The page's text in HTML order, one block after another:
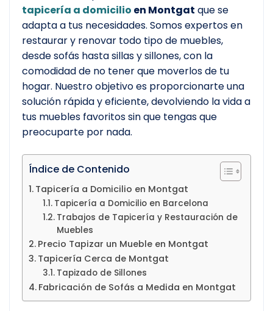
tapicería a domicilio en Montgat que se
adapta a tus necesidades. Somos expertos en
restaurar y renovar todo tipo de muebles,
desde sofás hasta sillas y sillones, con la
comodidad de no tener que moverlos de tu
hogar. Nuestro objetivo es proporcionarte una
solución rápida y eficiente, devolviendo la vida a
tus muebles favoritos sin que tengas que
preocuparte por nada.
Índice de Contenido
Tapicería a Domicilio en Montgat
Tapicería a Domicilio en Barcelona
Trabajos de Tapicería y Restauración de
Muebles
Precio Tapizar un Mueble en Montgat
Tapicería Cerca de Montgat
Tapizado de Sillones
Fabricación de Sofás a Medida en Montgat